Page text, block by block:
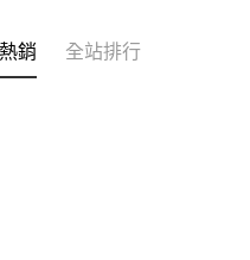
銷 全站排行